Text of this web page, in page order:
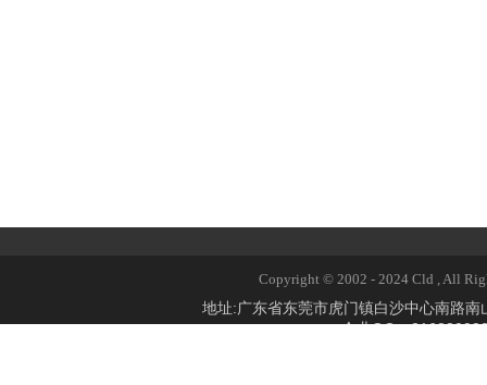
Copyright © 2002 - 2024 Cld , All
地址:广东省东莞市虎门镇白沙中心南路
企业QQ：